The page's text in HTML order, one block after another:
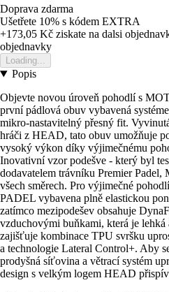
Doprava zdarma
Ušetřete 10% s kódem EXTRA
+173,05 Kč ziskate na dalsi
objednavky
Loading...
Popis
Objevte novou úroveň pohodlí s
první pádlová obuv vybavená
mikro-nastavitelný přesný fit.
hráči z HEAD, tato obuv umožňuje
vysoký výkon díky výjimečnému
Inovativní vzor podešve - který byl
dodavatelem trávníku Premier
všech směrech. Pro výjimečné
PADEL vybavena plně elastickou
zatímco mezipodešev obsahuje
vzduchovými buňkami, která je
zajišťuje kombinace TPU svršku
a technologie Lateral Control+. Aby
prodyšná síťovina a větrací systém
design s velkým logem HEAD